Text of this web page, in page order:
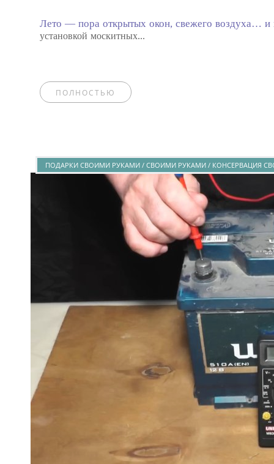
Лето — пора открытых окон, свежего воздуха…
установкой москитных...
ПОЛНОСТЬЮ
ПОДАРКИ СВОИМИ РУКАМИ / СВОИМИ РУКАМИ / КОНСЕРВАЦИЯ